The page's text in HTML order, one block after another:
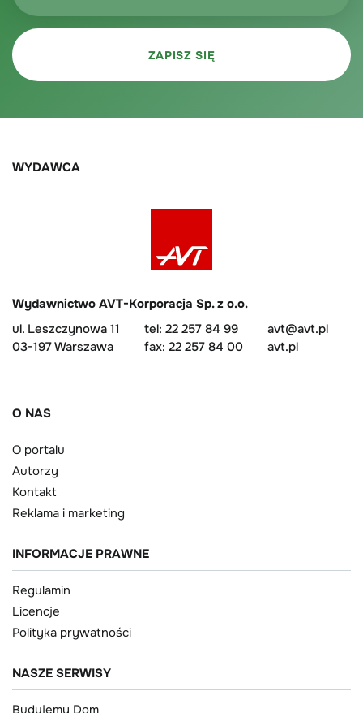
WYDAWCA
Wydawnictwo AVT-Korporacja Sp. z o.o.
ul. Leszczynowa 11
03-197 Warszawa
tel: 22 257 84 99
fax: 22 257 84 00
avt@avt.pl
avt.pl
O NAS
O portalu
Autorzy
Kontakt
Reklama i marketing
INFORMACJE PRAWNE
Regulamin
Licencje
Polityka prywatności
NASZE SERWISY